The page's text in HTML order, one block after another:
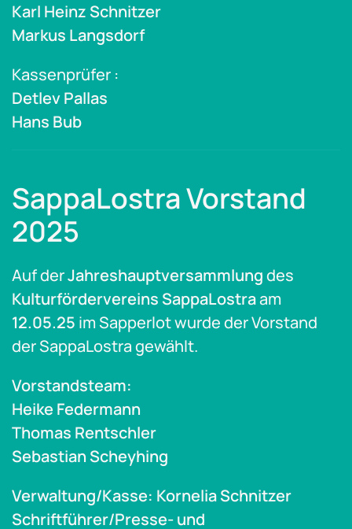
Karl Heinz Schnitzer
Markus Langsdorf
Kassenprüfer :
Detlev Pallas
Hans Bub
SappaLostra Vorstand
2025
Auf derJahreshauptversammlungdes
Kulturfördervereins SappaLostraam
12.05.25 im Sapperlot wurde der Vorstand
der SappaLostra gewählt.
Vorstandsteam:
Heike Federmann
Thomas Rentschler
Sebastian Scheyhing
Verwaltung/Kasse: Kornelia Schnitzer
Schriftführer/Presse- und